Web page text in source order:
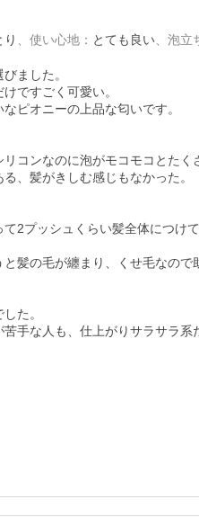
り 使い心地 ： とても良い 泡立
ました。
ですごく可愛い。
ピオニーの上品な匂いです。
コンなのに泡がモコモコとたく
、髪がきしむ感じもなかった。
2プッシュくらい髪全体につけ
髪の毛が纏まり、くせ毛なので
た。
手な人も、仕上がりサラサラ系